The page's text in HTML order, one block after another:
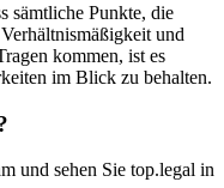
sämtliche Punkte, die
und
kommen, ist es
im Blick zu behalten.
und sehen Sie top.legal in